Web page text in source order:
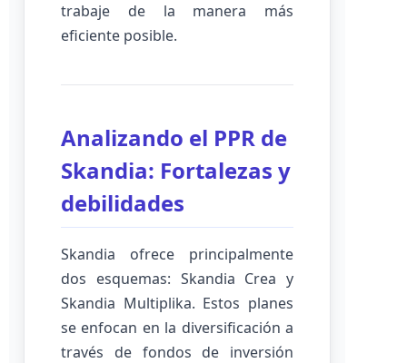
trabaje de la manera más
eficiente posible.
Analizando el PPR de
Skandia: Fortalezas y
debilidades
Skandia ofrece principalmente
dos esquemas: Skandia Crea y
Skandia Multiplika. Estos planes
se enfocan en la diversificación a
través de fondos de inversión